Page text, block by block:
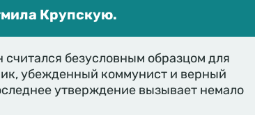
Крупскую.
безусловным образцом для
убежденный коммунист и верный
утверждение вызывает немало